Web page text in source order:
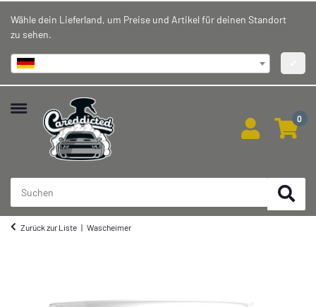
Wähle dein Lieferland, um Preise und Artikel für deinen Standort
zu sehen.
0
Zurück zur Liste Wascheimer